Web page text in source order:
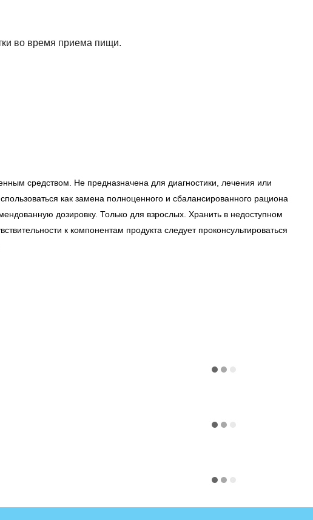
во время приема пищи.
средством. Не предназначена для диагностики, лечения или
как замена полноценного и сбалансированного рациона
дозировку. Только для взрослых. Хранить в недоступном
к компонентам продукта следует проконсультироваться